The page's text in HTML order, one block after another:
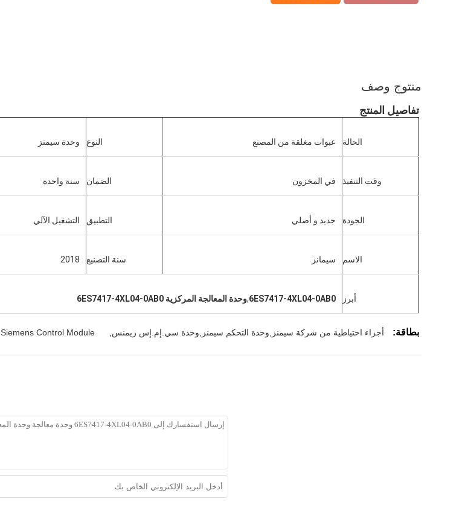
منتوج وصف
تفاصيل المنتج
الحالة عبوات مغلقة من المصنع النوع وحدة سيمنز
وقت التنفيذ في المخزون الضمان سنة واحدة
الجودة جديد و أصلي التطبيق التشغيل الآلي
الاسم سيمانز سنة التصنيع 2018
أبرز 6ES7417-4XL04-0AB0
,وحدة المعالجة المركزية 6ES7417-4XL04-0AB0
بطاقة: أجزاء احتياطية من شركة سيمنز,وحدة التحكم سيمنز,وحدة سي.إم.إس زيمنس Siemens Control Module